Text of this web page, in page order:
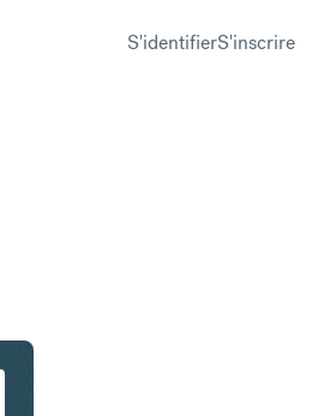
S'identifierS'inscrire